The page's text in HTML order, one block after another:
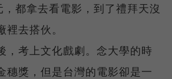
都拿去看電影，到了禮拜天沒
去搭伙。
，考上文化戲劇。念大學的時
穗獎，但是台灣的電影卻是一